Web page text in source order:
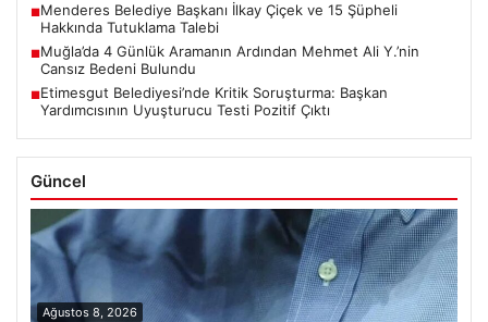
■Menderes Belediye Başkanı İlkay Çiçek ve 15 Şüpheli
Hakkında Tutuklama Talebi
■Muğla’da 4 Günlük Aramanın Ardından Mehmet Ali Y.’nin
Cansız Bedeni Bulundu
■Etimesgut Belediyesi’nde Kritik Soruşturma: Başkan
Yardımcısının Uyuşturucu Testi Pozitif Çıktı
Güncel
Ağustos 8, 2026